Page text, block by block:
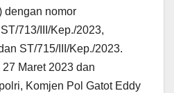
dengan nomor
713/III/Kep./2023,
ST/715/III/Kep./2023.
Maret 2023 dan
Komjen Pol Gatot Eddy